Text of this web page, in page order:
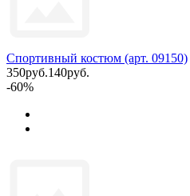
Спортивный костюм (арт. 09150)
350руб.140руб.
-60%